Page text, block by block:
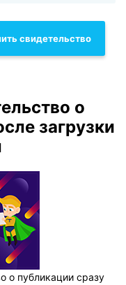
свидетельство
о
загрузки
о публикации сразу